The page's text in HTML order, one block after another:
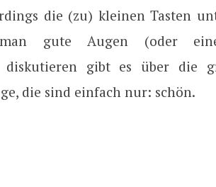
die (zu) kleinen Tasten
gute Augen (oder
diskutieren gibt es über die
die sind einfach nur: schön.